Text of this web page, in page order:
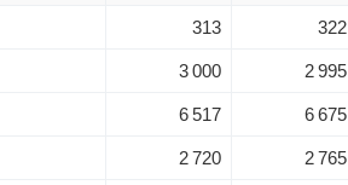
313 322
3 000 2 995
6 517 6 675
2 720 2 765